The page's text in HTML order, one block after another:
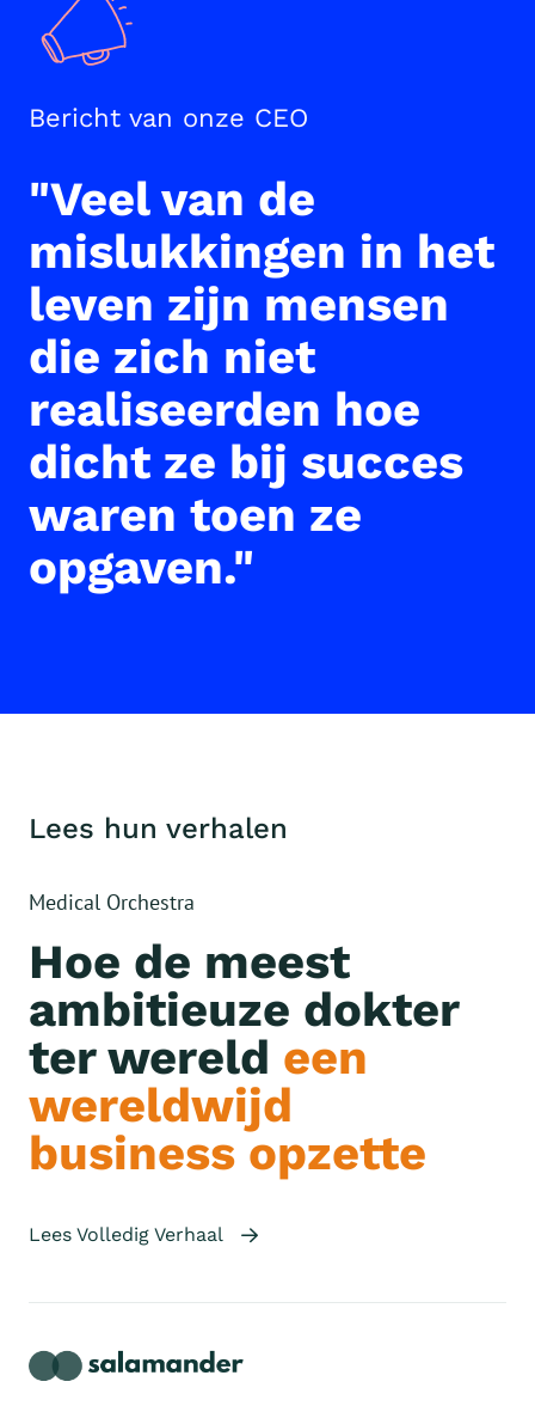
Bericht van onze CEO
"Veel van de
mislukkingen in het
leven zijn mensen
die zich niet
realiseerden hoe
dicht ze bij succes
waren toen ze
opgaven."
Lees hun verhalen
Medical Orchestra
Hoe de meest
ambitieuze dokter
ter wereld een
wereldwijd
business opzette
Lees Volledig Verhaal